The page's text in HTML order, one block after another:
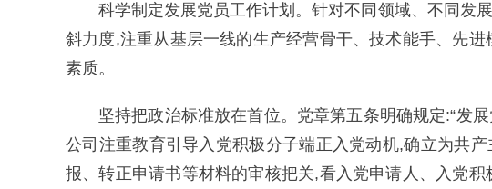
科学制定发展党员工作计划。针对不同领域、不同发
斜力度,注重从基层一线的生产经营骨干、技术能手、先
素质。
坚持把政治标准放在首位。党章第五条明确规定:“发
公司注重教育引导入党积极分子端正入党动机,确立为共
报、转正申请书等材料的审核把关,看入党申请人、入党